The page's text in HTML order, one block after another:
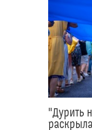
"Дурить